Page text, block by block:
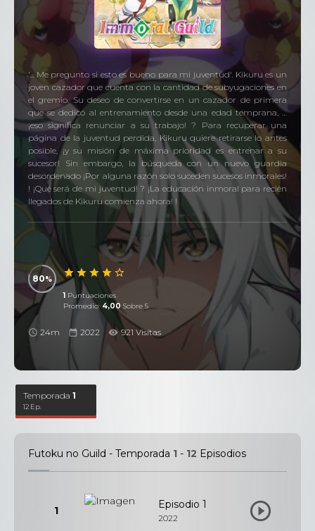
'... Me pregunto si esto es bueno para mi juventud'. Kikuru es un
joven cazador que cuenta con la cantidad de subyugaciones en
el gremio. Su deseo de convertirse en un cazador de primera
que se dedicó al entrenamiento desde una edad temprana, …
¡eso significa renunciar a su trabajo! ? Para recuperar una
página de la juventud perdida, Kikuru quiere retirarse lo antes
posible, ¡y su misión de máxima prioridad es entrenar a su
sucesor! Sin embargo, la búsqueda con un nuevo guardia
desordenado ¡Por alguna razón solo suceden sucesos inmorales!
! ¡Qué será de mi juventud! ? ¡La educación inmoral para recién
llegados de Kikuru comienza ahora! !
80
1 Puntuaciones
Promedio: 4,00 Sobre 5
24m 2022 921 Visitas
Temporada1
12 Ep.
Futoku no Guild - Temporada 1 - 12 Episodios
1 Episodio 1
2022